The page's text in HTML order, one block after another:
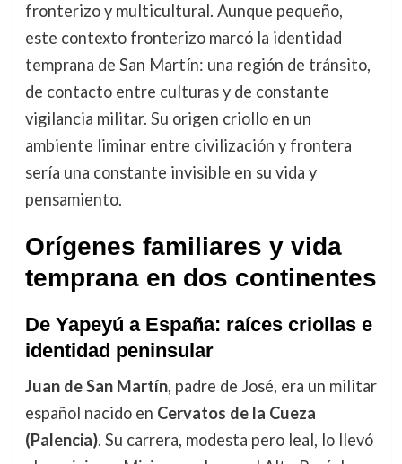
fronterizo y multicultural. Aunque pequeño,
este contexto fronterizo marcó la identidad
temprana de San Martín: una región de tránsito,
de contacto entre culturas y de constante
vigilancia militar. Su origen criollo en un
ambiente liminar entre civilización y frontera
sería una constante invisible en su vida y
pensamiento.
Orígenes familiares y vida
temprana en dos continentes
De Yapeyú a España: raíces criollas e
identidad peninsular
Juan de San Martín, padre de José, era un militar
español nacido en Cervatos de la Cueza
(Palencia). Su carrera, modesta pero leal, lo llevó